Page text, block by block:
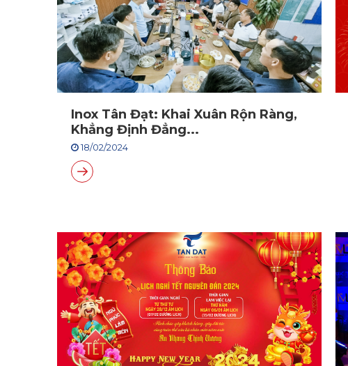
Inox Tân Đạt: Khai Xuân Rộn Ràng,
Khẳng Định Đẳng...
18/02/2024